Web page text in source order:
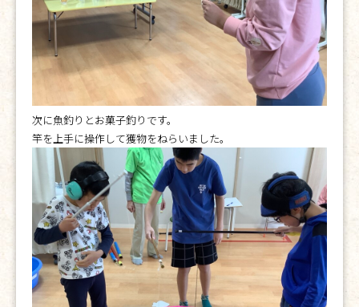
次に魚釣りとお菓子釣りです。
竿を上手に操作して獲物をねらいました。